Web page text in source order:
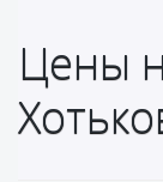
Цены